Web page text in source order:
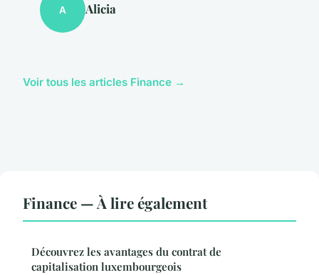
A Alicia
Voir tous les articles Finance →
Finance — À lire également
Découvrez les avantages du contrat de
capitalisation luxembourgeois